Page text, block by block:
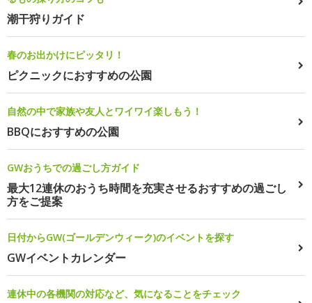
潮干狩りガイド
春のお出かけにピッタリ！
ピクニックにおすすめの公園
自然の中で家族や友人とワイワイ楽しもう！
BBQにおすすめの公園
GWおうちでの過ごし方ガイド
最大12連休のおうち時間を充実させるおすすめの過ごし
方をご提案
日付からGW(ゴールデンウィーク)のイベントを探す
GWイベントカレンダー
連休中の各機関の対応など、気になることをチェック